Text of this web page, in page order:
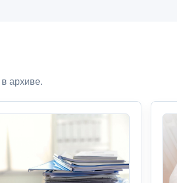
архиве.